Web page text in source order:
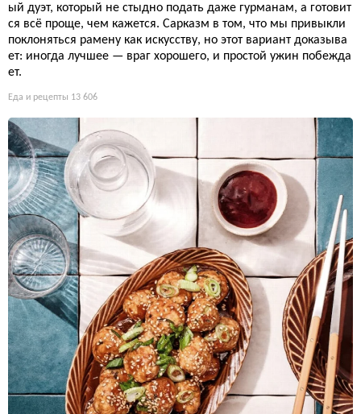
ый дуэт, который не стыдно подать даже гурманам, а готовит
ся всё проще, чем кажется. Сарказм в том, что мы привыкли
поклоняться рамену как искусству, но этот вариант доказыва
ет: иногда лучшее — враг хорошего, и простой ужин побежда
ет.
Еда и рецепты 13 606